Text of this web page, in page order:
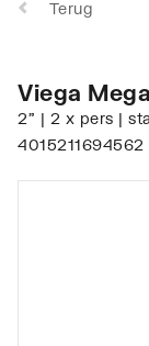
Terug
Viega
2" | 2 x pers |
4015211694562